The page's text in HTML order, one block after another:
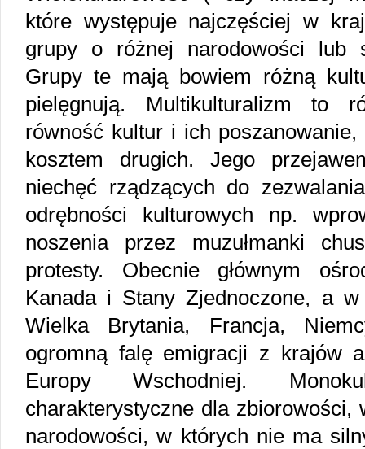
które występuje najczęściej w
grupy o różnej narodowości lub
Grupy te mają bowiem różną
pielęgnują. Multikulturalizm to
równość kultur i ich
kosztem drugich. Jego
niechęć rządzących do
odrębności kulturowych np.
noszenia przez muzułmanki
protesty. Obecnie głównym
Kanada i Stany Zjednoczone, a
Wielka Brytania, Francja,
ogromną falę emigracji z krajów
Europy Wschodniej.
charakterystyczne dla
narodowości, w których nie ma